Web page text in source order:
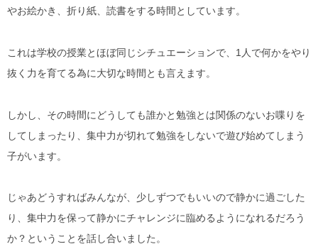
やお絵かき、折り紙、読書をする時間としています。
これは学校の授業とほぼ同じシチュエーションで、1人で何かをやり
抜く力を育てる為に大切な時間とも言えます。
しかし、その時間にどうしても誰かと勉強とは関係のないお喋りを
してしまったり、集中力が切れて勉強をしないで遊び始めてしまう
子がいます。
じゃあどうすればみんなが、少しずつでもいいので静かに過ごした
り、集中力を保って静かにチャレンジに臨めるようになれるだろう
か？ということを話し合いました。